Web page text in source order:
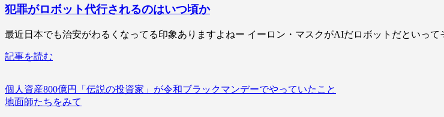
犯罪がロボット代行されるのはいつ頃か
最近日本でも治安がわるくなってる印象ありますよねー イーロン・マスクがAIだロボットだといっ
記事を読む
個人資産800億円「伝説の投資家」が令和ブラックマンデーでやっていたこと
地面師たちをみて